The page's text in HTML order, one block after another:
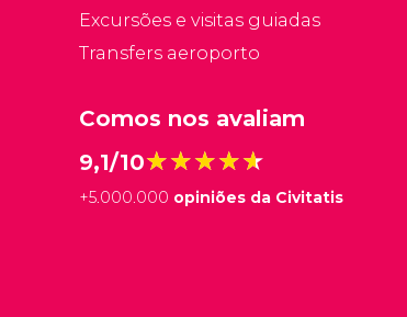
Excursões e visitas guiadas
Transfers aeroporto
Comos nos avaliam
9,1/10★★★★★
★★★★★
+5.000.000 opiniões da Civitatis